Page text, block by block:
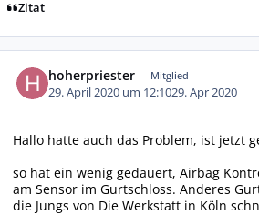
Zitat
hoherpriester Mitglied
29. April 2020 um 12:1029. Apr 2020
Hallo hatte auch das Problem, ist jetzt
so hat ein wenig gedauert, Airbag
am Sensor im Gurtschloss. Anderes
die Jungs von Die Werkstatt in Köln